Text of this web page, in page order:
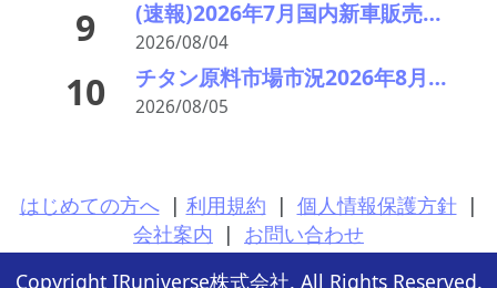
9 (速報)2026年7月国内新車販売 41万7千台 前年同月比7%増加 4か月連続プラス
2026/08/04
10 チタン原料市場市況2026年8月 下落、最終需要戻らず 鉱石8年ぶり安値
2026/08/05
はじめての方へ | 利用規約 | 個人情報保護方針 |
会社案内 | お問い合わせ
Copyright IRuniverse株式会社. All Rights Reserved.